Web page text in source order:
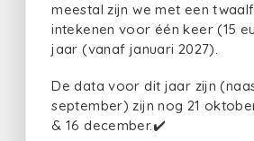
meestal zijn we met een
intekenen voor één keer (15
jaar (vanaf januari 2027).
De data voor dit jaar zijn
september) zijn nog 21
& 16 december.✔️